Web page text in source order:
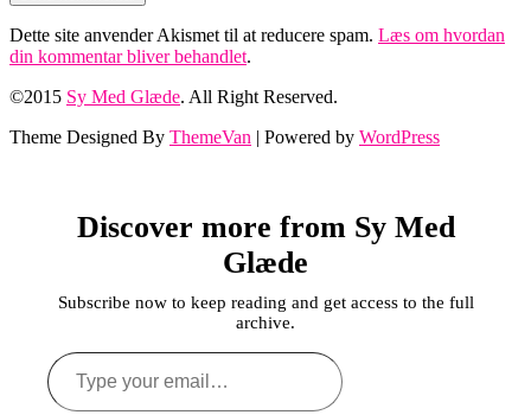
Dette site anvender Akismet til at reducere spam. Læs om hvordan
din kommentar bliver behandlet.
©2015 Sy Med Glæde. All Right Reserved.
Theme Designed By ThemeVan | Powered by WordPress
Discover more from Sy Med
Glæde
Subscribe now to keep reading and get access to the full
archive.
Type
your
email…